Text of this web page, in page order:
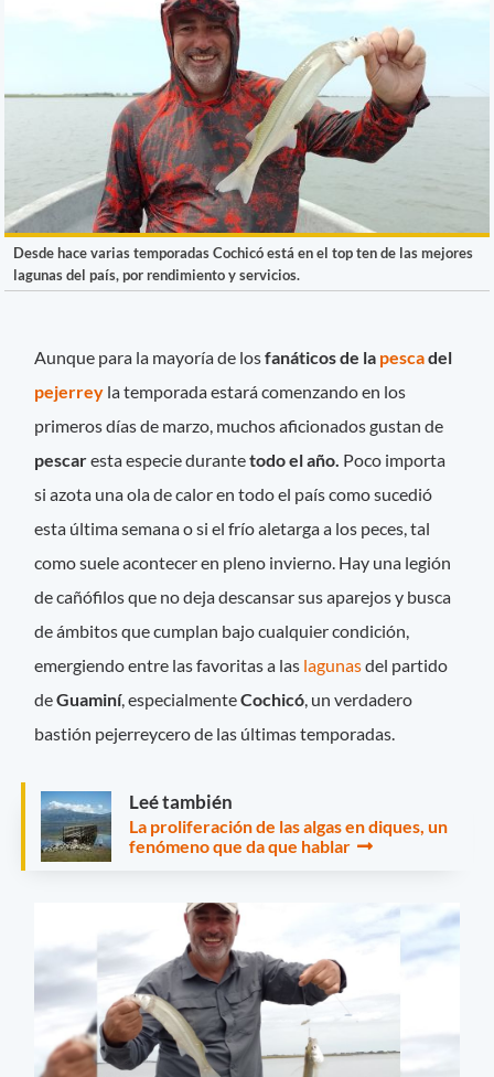
Desde hace varias temporadas Cochicó está en el top ten de las mejores
lagunas del país, por rendimiento y servicios.
Aunque para la mayoría de losfanáticos de la pescadel
pejerrey la temporada estará comenzando en los
primeros días de marzo, muchos aficionados gustan de
pescaresta especie durantetodo el año. Poco importa
si azota una ola de calor en todo el país como sucedió
esta última semana o si el frío aletarga a los peces, tal
como suele acontecer en pleno invierno. Hay una legión
de cañófilos que no deja descansar sus aparejos y busca
de ámbitos que cumplan bajo cualquier condición,
emergiendo entre las favoritas a las lagunasdel partido
deGuaminí, especialmenteCochicó , un verdadero
bastión pejerreycero de las últimas temporadas.
Leé también
La proliferación de las algas en diques, un
fenómeno que da que hablar